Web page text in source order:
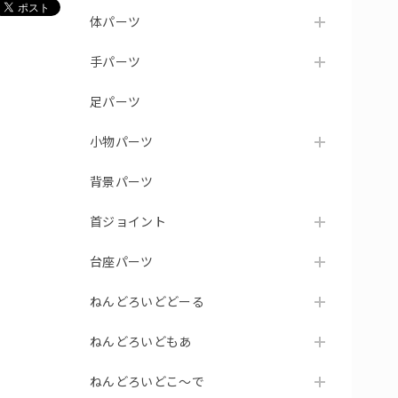
体パーツ
手パーツ
足パーツ
小物パーツ
背景パーツ
首ジョイント
台座パーツ
ねんどろいどどーる
ねんどろいどもあ
ねんどろいどこ～で